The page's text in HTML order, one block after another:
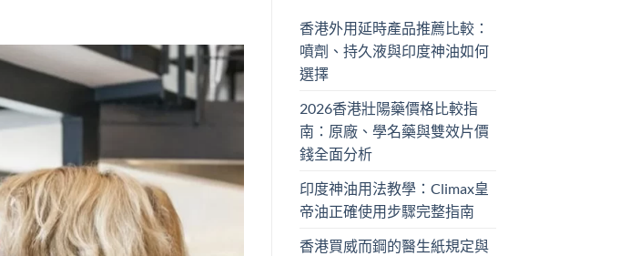
香港外用延時產品推薦比較：
噴劑、持久液與印度神油如何
選擇
2026香港壯陽藥價格比較指
南：原廠、學名藥與雙效片價
錢全面分析
印度神油用法教學：Climax皇
帝油正確使用步驟完整指南
香港買威而鋼的醫生紙規定與